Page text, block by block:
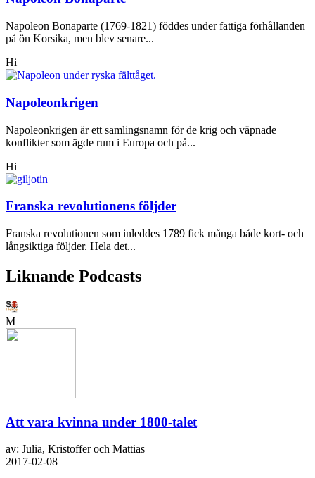
Napoleon Bonaparte (1769-1821) föddes under fattiga förhållanden
på ön Korsika, men blev senare...
Hi
Napoleonkrigen
Napoleonkrigen är ett samlingsnamn för de krig och väpnade
konflikter som ägde rum i Europa och på...
Hi
Franska revolutionens följder
Franska revolutionen som inleddes 1789 fick många både kort- och
långsiktiga följder. Hela det...
Liknande Podcasts
M
Att vara kvinna under 1800-talet
av: Julia, Kristoffer och Mattias
2017-02-08